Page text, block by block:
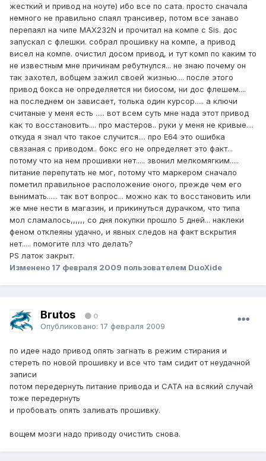
жесткий и привод на ноуте) ибо все по сата. просто сначала
немного не правильно спаял трансивер, потом все занаво
перепаял на чипе MAX232N и прочитал на компе с Sis. дос
запускал с флешки. собрал прошивку на компе, а привод
висел на компе. очистил досом привод, и тут комп по каким то
не известным мне причинам ребутнулся... не знаю почему он
так захотел, вобщем зажил своей жизнью.... после этого
привод бокса не определяется ни биосом, ни дос флешем....
на последнем он зависает, толька один курсор..... а ключи
считаные у меня есть ..... вот всем суть мне нада этот привод
как то восстановить.... про мастеров.. руки у меня не кривые....
откуда я знал что такое случится.... про Е64 это ошибка
связаная с приводом.. бокс его не определяет это факт...
потому что на нем прошивки нет..... звонил мелкомягким.....
питание перепутать не мог, потому что маркером сначало
пометил правильное расположение оного, прежде чем его
вынимать...... так вот вопрос... можно как то восстановить или
же мне нести в магазин, и прикинуться дурачком, что типа
мол сламалось,,,,,, со дня покупки прошло 5 дней... наклеки
феном отклеяны удачно, и явных следов на факт вскрытия
нет..... помогите плз что делать?
PS латок закрыт.
Изменено 17 февраля 2009 пользователем DuoXide
Brutos 0
Опубликовано: 17 февраля 2009
по идее надо привод опять загнать в режим стирания и
стереть по новой прошивку и все что там сидит от неудачной
записи
потом передернуть питание привода и САТА на всякий случай
тоже передернуть
и пробовать опять заливать прошивку.
вощем мозги надо приводу очистить снова.